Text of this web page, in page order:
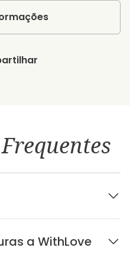
Frequentes
a WithLove